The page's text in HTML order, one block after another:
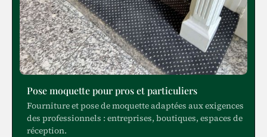
Pose moquette pour pros et particuliers
Fourniture et pose de moquette adaptées aux exigences
des professionnels : entreprises, boutiques, espaces de
réception.